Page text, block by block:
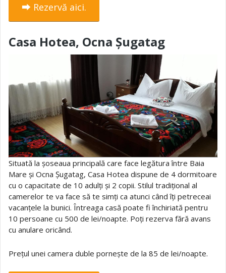
⮕ Rezervă aici.
Casa Hotea, Ocna Șugatag
Situată la șoseaua principală care face legătura între Baia
Mare și Ocna Șugatag, Casa Hotea dispune de 4 dormitoare
cu o capacitate de 10 adulți și 2 copii. Stilul tradițional al
camerelor te va face să te simți ca atunci când îți petreceai
vacanțele la bunici. Întreaga casă poate fi închiriată pentru
10 persoane cu 500 de lei/noapte. Poți rezerva fără avans
cu anulare oricând.
Prețul unei camera duble pornește de la 85 de lei/noapte.